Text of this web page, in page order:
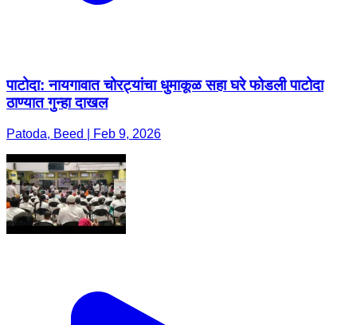
पाटोदा: नायगावात चोरट्यांचा धुमाकूळ सहा घरे फोडली पाटोदा
ठाण्यात गुन्हा दाखल
Patoda, Beed | Feb 9, 2026